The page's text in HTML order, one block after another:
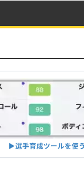
▶︎選手育成ツールを使